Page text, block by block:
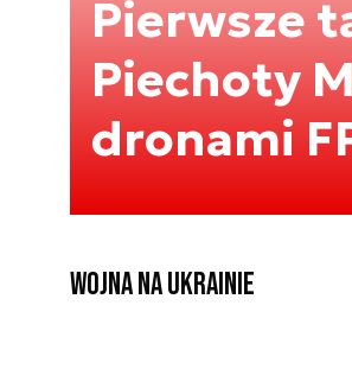
Pierwsze
Piechoty
dronami
Wojna na Ukrainie